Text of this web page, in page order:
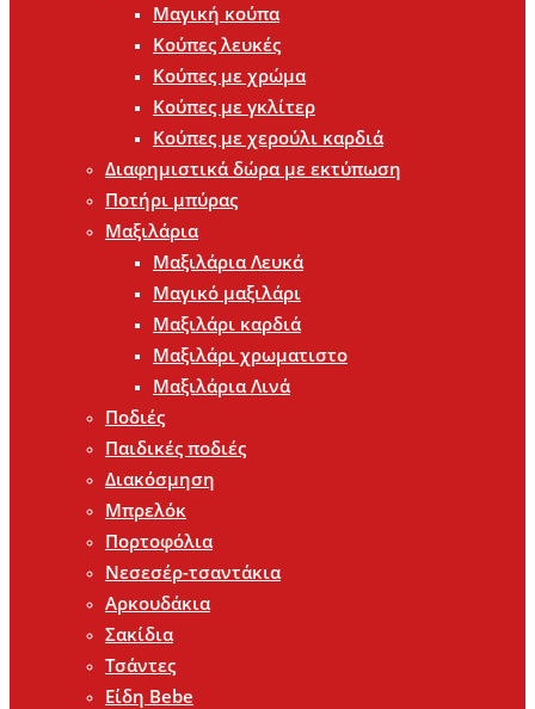
Μαγική κούπα
Κούπες λευκές
Κούπες με χρώμα
Κούπες με γκλίτερ
Κούπες με χερούλι καρδιά
Διαφημιστικά δώρα με εκτύπωση
Ποτήρι μπύρας
Μαξιλάρια
Μαξιλάρια Λευκά
Μαγικό μαξιλάρι
Μαξιλάρι καρδιά
Μαξιλάρι χρωματιστο
Μαξιλάρια Λινά
Ποδιές
Παιδικές ποδιές
Διακόσμηση
Μπρελόκ
Πορτοφόλια
Νεσεσέρ-τσαντάκια
Αρκουδάκια
Σακίδια
Τσάντες
Είδη Bebe